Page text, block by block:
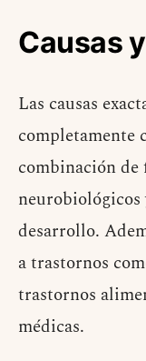
Causas
Las causas
completamente
combinación de
desarrollo.
a trastornos
trastornos
médicas.